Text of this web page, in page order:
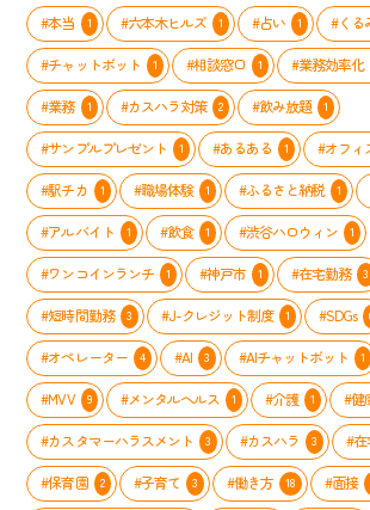
#本当 1 #六本木ヒルズ 1 #占い 1 #くる
#チャットボット 1 #相談窓口 1 #業務効率化
#業務 1 #カスハラ対策 2 #飲み放題 1
#サンプルプレゼント 1 #あるある 1 #オフィ
#駅チカ 1 #職場体験 1 #ふるさと納税 1
#アルバイト 1 #飲食 1 #渋谷ハロウィン 1
#ワンコインランチ 1 #神戸市 1 #在宅勤務 3
#短時間勤務 3 #J-クレジット制度 1 #SDGs
#オペレーター 4 #AI 3 #AIチャットボット 1
#MVV 9 #メンタルヘルス 1 #介護 1 #健
#カスタマーハラスメント 3 #カスハラ 3 #在
#保育園 2 #子育て 3 #働き方 18 #面接